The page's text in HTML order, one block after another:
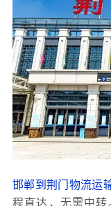
邯郸到荆门物流运
程直达，无需中转